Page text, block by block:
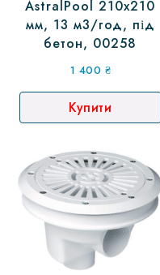
AstralPool 210х210
мм, 13 м3/год, під
бетон, 00258
1 400 ₴
Купити